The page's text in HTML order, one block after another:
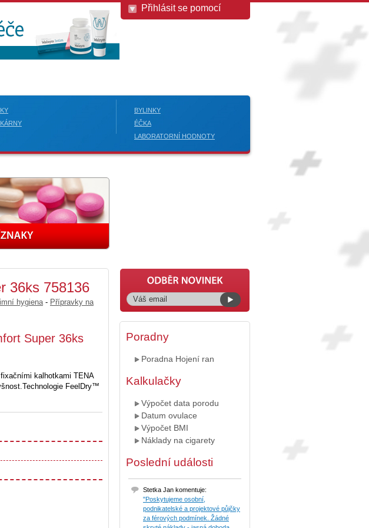
Přihlásit se pomocí
BYLINKY
ÉČKA
LABORATORNÍ HODNOTY
36ks 758136
hygiena - Přípravky na
Super 36ks
kalhotkami TENA
FeelDry™
Poradny
Poradna Hojení ran
Kalkulačky
Výpočet data porodu
Datum ovulace
Výpočet BMI
Náklady na cigarety
Poslední události
Stetka Jan komentuje:
"Poskytujeme osobní,
podnikatelské a projektové půjčky
za férových podmínek. Žádné